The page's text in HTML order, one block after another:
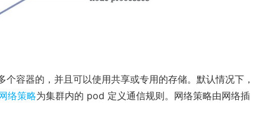
个容器的，并且可以使用共享或专用的存储。默认情况下，
络策略为集群内的 pod 定义通信规则。网络策略由网络插